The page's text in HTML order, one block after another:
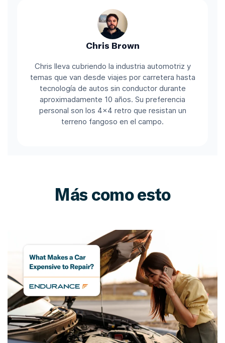
Chris Brown
Chris lleva cubriendo la industria automotriz y
temas que van desde viajes por carretera hasta
tecnología de autos sin conductor durante
aproximadamente 10 años. Su preferencia
personal son los 4x4 retro que resistan un
terreno fangoso en el campo.
Más como esto